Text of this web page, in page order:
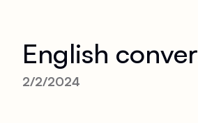
English
2/2/2024